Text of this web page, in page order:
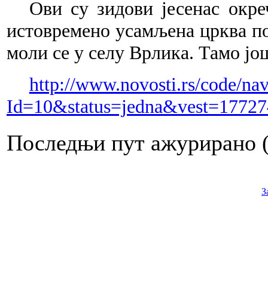
Ови су зидови јесенас
истовремено усамљена црква
моли се у селу Врлика. Тамо
http://www.novosti.rs/code/
Последњи пут ажурирано